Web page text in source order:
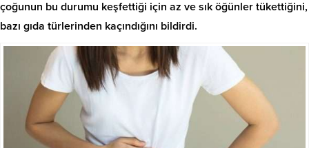
çoğunun bu durumu keşfettiği için az ve sık öğünler tükettiğini,
bazı gıda türlerinden kaçındığını bildirdi.